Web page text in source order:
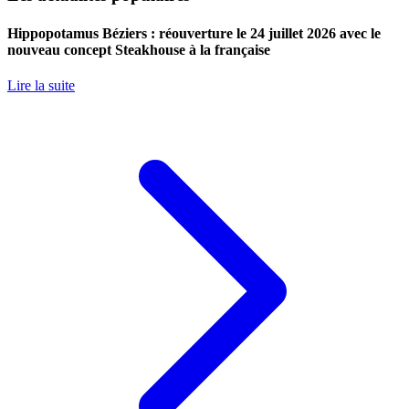
Hippopotamus Béziers : réouverture le 24 juillet 2026 avec le
nouveau concept Steakhouse à la française
Lire la suite